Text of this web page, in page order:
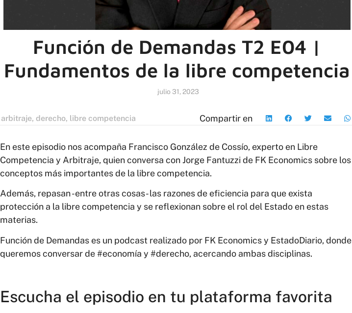
Función de Demandas T2 E04 |
Fundamentos de la libre competencia
julio 31, 2023
arbitraje, derecho, libre competencia Compartir en
En este episodio nos acompaña Francisco González de Cossío, experto en Libre
Competencia y Arbitraje, quien conversa con Jorge Fantuzzi de FK Economics sobre los
conceptos más importantes de la libre competencia.
Además, repasan -entre otras cosas- las razones de eficiencia para que exista
protección a la libre competencia y se reflexionan sobre el rol del Estado en estas
materias.
Función de Demandas es un podcast realizado por FK Economics y EstadoDiario, donde
queremos conversar de #economía y #derecho, acercando ambas disciplinas.
Escucha el episodio en tu plataforma favorita